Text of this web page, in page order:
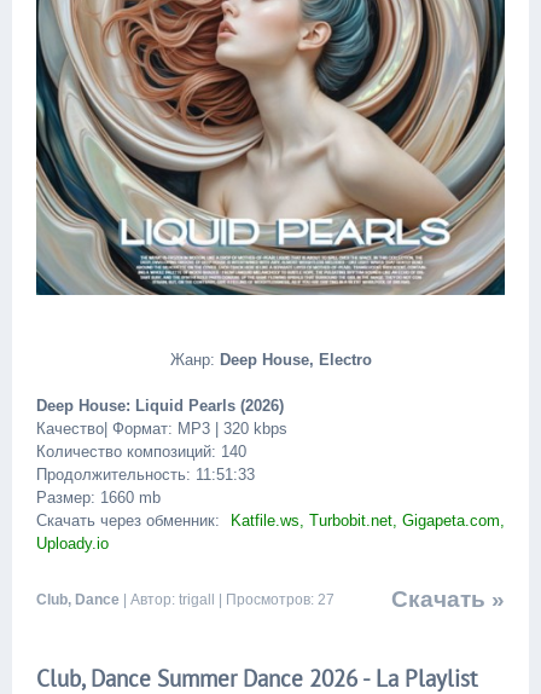
Жанр: Deep House, Electro
Deep House: Liquid Pearls (2026)
Качество| Формат: MP3 | 320 kbps
Количество композиций: 140
Продолжительность: 11:51:33
Размер: 1660 mb
Скачать через обменник:
Katfile.ws, Turbobit.net, Gigapeta.com,
Uploady.io
Скачать »
Club, Dance | Автор: trigall | Просмотров: 27
Club, Dance Summer Dance 2026 - La Playlist